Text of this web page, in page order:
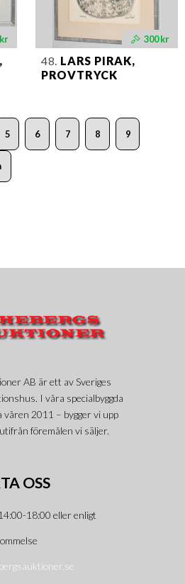
300 kr
48. LARS PIRAK,
PROVTRYCK
5 6 7 8 9
AB är ett av Sveriges
I våra specialbyggda
våren 2011 – bygger vi upp
föremålen vi säljer.
OSS
18:00 eller enligt